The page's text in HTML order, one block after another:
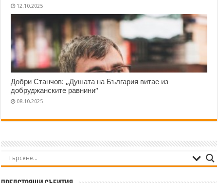
12.10.2025
Добри Станчов: „Душата на България витае из
добруджанските равнини“
08.10.2025